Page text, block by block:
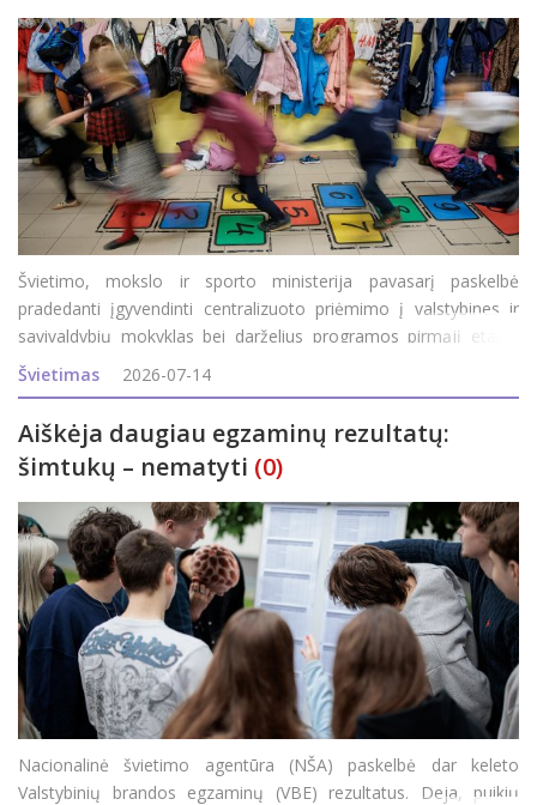
Švietimo, mokslo ir sporto ministerija pavasarį paskelbė
pradedanti įgyvendinti centralizuoto priėmimo į valstybines ir
savivaldybių mokyklas bei darželius programos pirmąjį etapą.
Jame dalyvauja 24-ios šalies savivaldybės (jų sąraše – ir
Rokiškis), kurių gyventojai
Švietimas 2026-07-14
Aiškėja daugiau egzaminų rezultatų:
šimtukų – nematyti (0)
Nacionalinė švietimo agentūra (NŠA) paskelbė dar keleto
Valstybinių brandos egzaminų (VBE) rezultatus. Deja, puikių